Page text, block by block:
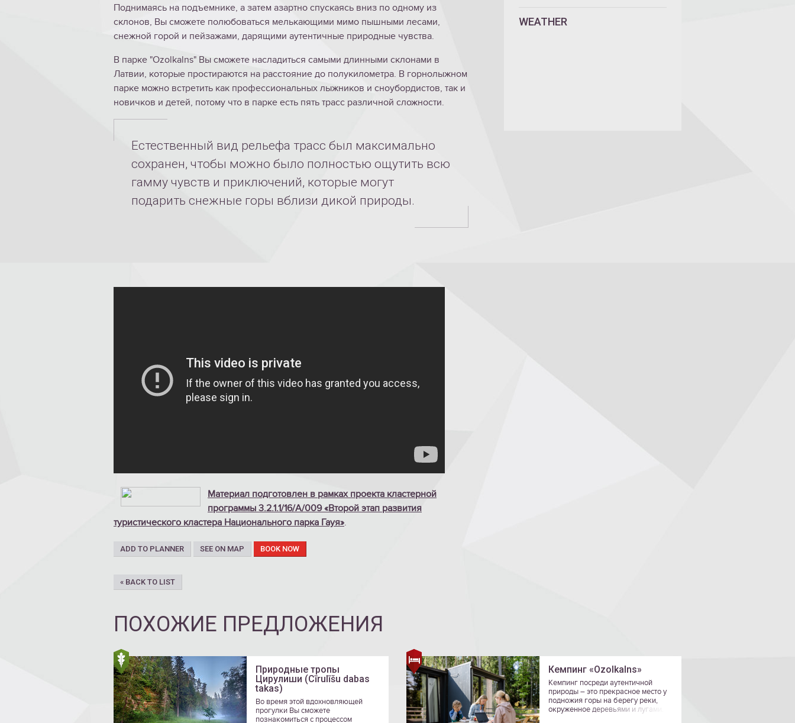
Поднимаясь на подъемнике, а затем азартно спускаясь вниз по одному из
склонов, Вы сможете полюбоваться мелькающими мимо пышными лесами,
снежной горой и пейзажами, дарящими аутентичные природные чувства.
В парке "Ozolkalns" Вы сможете насладиться самыми длинными склонами в
Латвии, которые простираются на расстояние до полукилометра. В горнолыжном
парке можно встретить как профессиональных лыжников и сноубордистов, так и
новичков и детей, потому что в парке есть пять трасс различной сложности.
Естественный вид рельефа трасс был максимально
сохранен, чтобы можно было полностью ощутить всю
гамму чувств и приключений, которые могут
подарить снежные горы вблизи дикой природы.
Материал подготовлен в рамках проекта кластерной
программы 3.2.1.1/16/A/009 «Второй этап развития
туристического кластера Национального парка Гауя».
ADD TO PLANNER SEE ON MAP BOOK NOW
« BACK TO LIST
WEATHER
ПОХОЖИЕ ПРЕДЛОЖЕНИЯ
Природные тропы
Цирулиши (Cīrulīšu dabas
takas)
Во время этой вдохновляющей
прогулки Вы сможете
познакомиться с процессом
Кемпинг «Ozolkalns»
Кемпинг посреди аутентичной
природы – это прекрасное место у
подножия горы на берегу реки,
окруженное деревьями и лугами.